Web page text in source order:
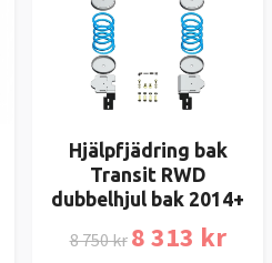
Hjälpfjädring bak
Transit RWD
dubbelhjul bak 2014+
8 750 kr 8 313 kr